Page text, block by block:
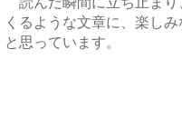
くるような文章に、楽し
と思っています。